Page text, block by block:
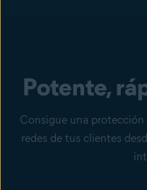
Potente,
Consigue una
redes de tus clientes